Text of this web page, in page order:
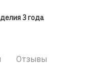
3 года
Отзывы